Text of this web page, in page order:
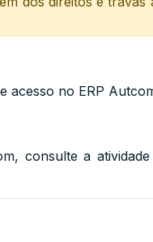
acesso no ERP
consulte a atividade